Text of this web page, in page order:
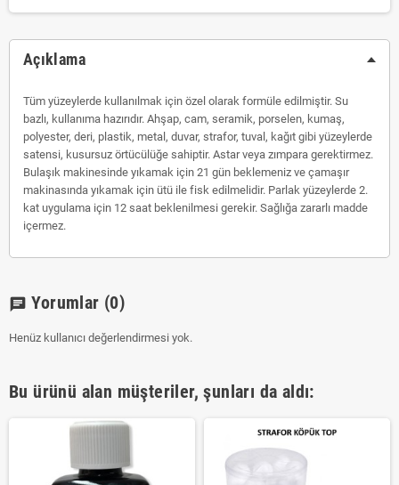
Açıklama
Tüm yüzeylerde kullanılmak için özel olarak formüle edilmiştir. Su
bazlı, kullanıma hazırıdır. Ahşap, cam, seramik, porselen, kumaş,
polyester, deri, plastik, metal, duvar, strafor, tuval, kağıt gibi yüzeylerde
satensi, kusursuz örtücülüğe sahiptir. Astar veya zımpara gerektirmez.
Bulaşık makinesinde yıkamak için 21 gün beklemeniz ve çamaşır
makinasında yıkamak için ütü ile fisk edilmelidir. Parlak yüzeylerde 2.
kat uygulama için 12 saat beklenilmesi gerekir. Sağlığa zararlı madde
içermez.
chat Yorumlar (0)
Henüz kullanıcı değerlendirmesi yok.
Bu ürünü alan müşteriler, şunları da aldı: